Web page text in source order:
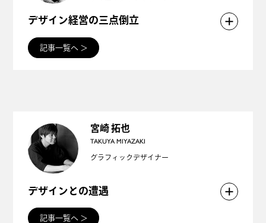
デザイン経営の三点倒立
「デザイン経営」という言葉を界隈で耳にすること
す。
デザインがどのように経営に組み込まれるべきかが
問われている今、デザイン経営を支える三つの重要
な柱「戦略」「プロセス」「文化」に焦点を当て、
それぞれが企業の成功にどのようにアプローチでき
記事一覧へ ＞
宮崎 拓也
TAKUYA MIYAZAKI
グラフィックデザイナー
デザインとの遭遇
デザインのことが未知だった大学一年目の春。
記事一覧へ ＞